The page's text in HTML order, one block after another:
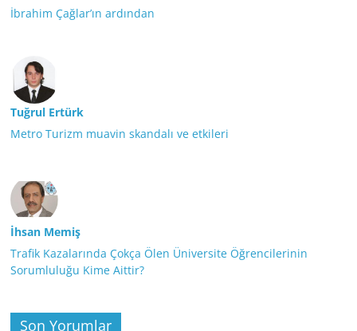
İbrahim Çağlar’ın ardından
Tuğrul Ertürk
Metro Turizm muavin skandalı ve etkileri
İhsan Memiş
Trafik Kazalarında Çokça Ölen Üniversite Öğrencilerinin
Sorumluluğu Kime Aittir?
Son Yorumlar